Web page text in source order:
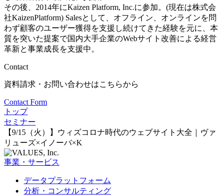
その後、2014年にKaizen Platform, Inc.に参加。(現在は株式会
社KaizenPlatform) Salesとして、オフライン、オンラインを問
わず顧客のユーザー獲得を支援し続けてきた経験を元に、本
質を突いた提案で国内大手企業のWebサイト改善による経営
革新と事業成長を支援中。
Contact
資料請求・お問い合わせはこちらから
Contact Form
トップ
セミナー
【9/15（火）】ウィズコロナ時代のウェブサイト大全｜ヴァ
リューズ×イノーバ×K
事業・サービス
データプラットフォーム
分析・コンサルティング